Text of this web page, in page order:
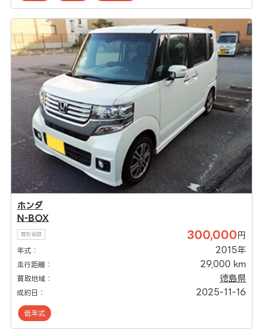
ホンダ
N-BOX
買取金額 300,000 円
年式： 2015年
走行距離： 29,000 km
買取地域： 徳島県
成約日： 2025-11-16
低年式